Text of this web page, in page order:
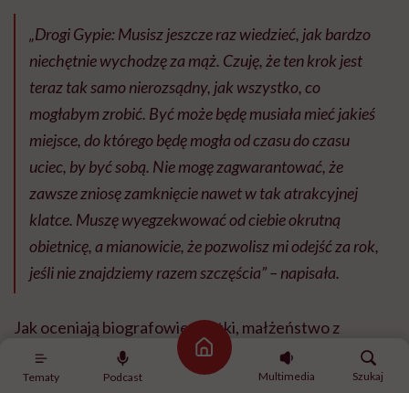
Tematy Podcast
Strona główna
Multimedia
Szukaj
„Drogi Gypie: Musisz jeszcze raz wiedzieć, jak bardzo
niechętnie wychodzę za mąż. Czuję, że ten krok jest
teraz tak samo nierozsądny, jak wszystko, co
mogłabym zrobić. Być może będę musiała mieć jakieś
miejsce, do którego będę mogła od czasu do czasu
uciec, by być sobą. Nie mogę zagwarantować, że
zawsze zniosę zamknięcie nawet w tak atrakcyjnej
klatce. Muszę wyegzekwować od ciebie okrutną
obietnicę, a mianowicie, że pozwolisz mi odejść za rok,
jeśli nie znajdziemy razem szczęścia”– napisała.
Jak oceniają biografowie pilotki, małżeństwo z
Putnamem, choć zaaranżowane, było dosyć udane.